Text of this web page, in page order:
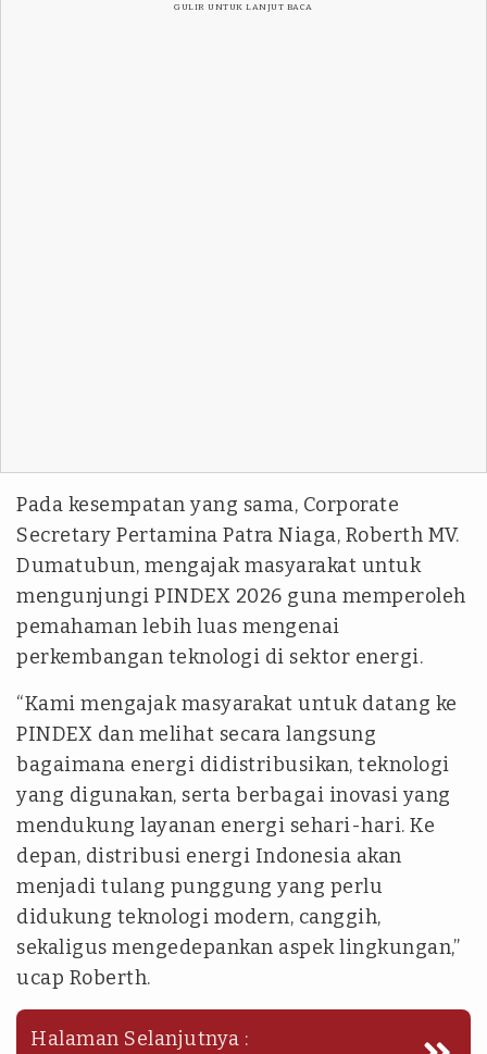
GULIR UNTUK LANJUT BACA
Pada kesempatan yang sama, Corporate
Secretary Pertamina Patra Niaga, Roberth MV.
Dumatubun, mengajak masyarakat untuk
mengunjungi PINDEX 2026 guna memperoleh
pemahaman lebih luas mengenai
perkembangan teknologi di sektor energi.
“Kami mengajak masyarakat untuk datang ke
PINDEX dan melihat secara langsung
bagaimana energi didistribusikan, teknologi
yang digunakan, serta berbagai inovasi yang
mendukung layanan energi sehari-hari. Ke
depan, distribusi energi Indonesia akan
menjadi tulang punggung yang perlu
didukung teknologi modern, canggih,
sekaligus mengedepankan aspek lingkungan,”
ucap Roberth.
Halaman Selanjutnya :